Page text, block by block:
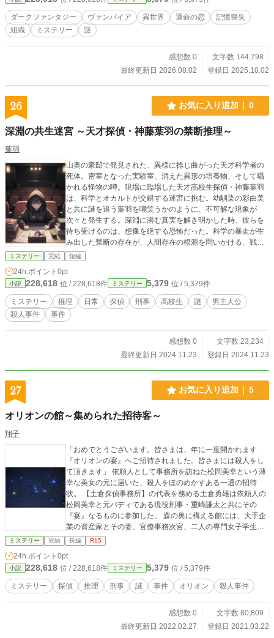
ます。 その血は、破滅か、それとも希望か。
ダークファンタジー ヴァンパイア 異世界 運命の恋
記憶喪失
組織
ミステリー 謎
感想数 0
文字数 144,798
最終更新日 2026.08.02
登録日 2025.10.02
26 お気に入り追加 0
深淵の共生迷宮 ～天才探偵・神藤葉羽の禁断推理～
葉羽
山奥の豪邸で発見された、異様に捻じ曲がった天才科学者の
死体。密室となった実験室、消えた異形の培養物、そして囁
かれる怪物の噂。現場に臨場した天才高校生探偵・神藤葉羽
は、科学とオカルトが交錯する迷宮に挑む。幼馴染の彩由美
と共に謎を追う葉羽を嘲笑うかのように、不可解な現象が
次々と発生する。深淵に潜む真実を解き明かした時、彼らを
待ち受けるのは、想像を絶する恐怖だった。科学の暴走が生
み出した禁断の存在が、人間存在の根源を問いかける、戦慄
の知的興奮体験。
ミステリー 完結 短編
24h.ポイント 0pt
小説 228,618 位 / 228,618件 ミステリー 5,379 位 / 5,379件
ミステリー 推理 日常 探偵 刑事 高校生 謎
男主人公
殺人事件
事件
感想数 0
文字数 23,234
最終更新日 2024.11.23
登録日 2024.11.23
27 お気に入り追加 5
オリオンの館～集められた招待客～
翔子
「おめでとうございます。皆さまは、年に一度開かれます
『オリオンの宴』へご招待されました。皆さまには殺人をし
て頂きます」 依頼人として事務所を訪ねた松岡美幸という薄
幸な美女の元に届いた、殺人をほのめかすある一通の招待
状。 【土倉探偵事務所】の代表を務める土倉勇雄は依頼人の
松岡美幸と元バディである現役刑事・重崎謙太と共にその
『宴』なるものに参加した。 森の奥に構える館には、大手企
業の資産家とその妻、官僚事務次官、二人の専門女子学生、
ホームレス、そして館を任されている老紳士がいた。様々な
思惑のある彼らの間には陰鬱な空気が漂っていた。 招待状通
りに殺人が行われ、土倉は犯人を見つけ出すため奔走する。
その男、土倉勇雄は元刑事にして探偵である。
ミステリー 完結 長編 R15
24h.ポイント 0pt
小説 228,618 位 / 228,618件 ミステリー 5,379 位 / 5,379件
ミステリー 探偵 推理 刑事 謎 事件 オリオン 殺人事件
感想数 0
文字数 80,809
最終更新日 2022.02.27
登録日 2021.03.22